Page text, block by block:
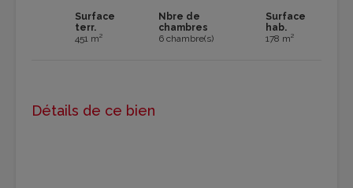
Surface
terr.
451 m²
Nbre de
chambres
6 chambre(s)
Surface
hab.
178 m²
Détails de ce bien